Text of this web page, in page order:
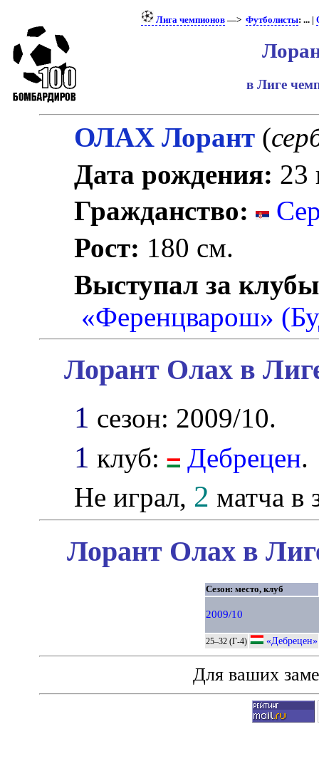
Лига чемпионов —>Футболисты: ... |
в Лиге
ОЛАХ Лорант (
Дата рождения: 23
Гражданство:
Рост: 180 см.
Выступал за
«Ференцварош»
Лорант Олах в
1 сезон: 2009/10.
1 клуб: Дебрецен.
Не играл, 2 матча в
Лорант Олах в
Сезон: место, клуб
2009/10
25–32 (Г-4) «Дебрецен»
Для ваших